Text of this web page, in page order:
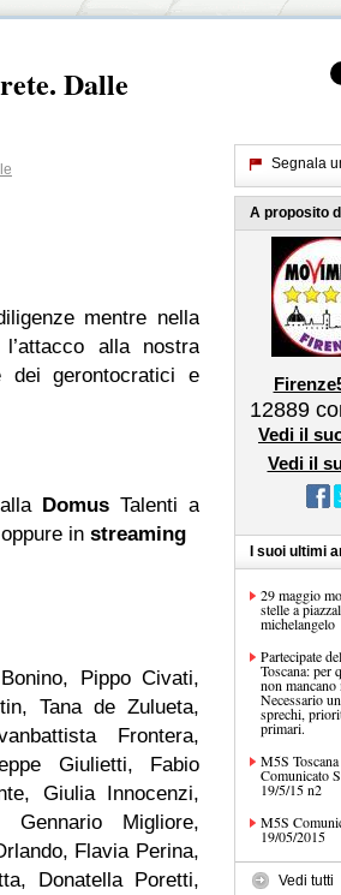
Dalle
mentre nella
alla nostra
gerontocratici e
alla Domus Talenti a
in streaming
Pippo Civati,
Tana de Zulueta,
Frontera,
Giulietti, Fabio
Giulia Innocenzi,
Gennario Migliore,
Flavia Perina,
Donatella Poretti,
Segnala
A proposito
12889
Vedi il
Vedi il
I suoi ultimi
29 maggio
stelle a
michelangelo
Partecipate
Toscana: per
non
Necessario
sprechi,
primari.
M5S
Comunicato
19/5/15 n2
M5S
19/05/2015
Vedi tutti